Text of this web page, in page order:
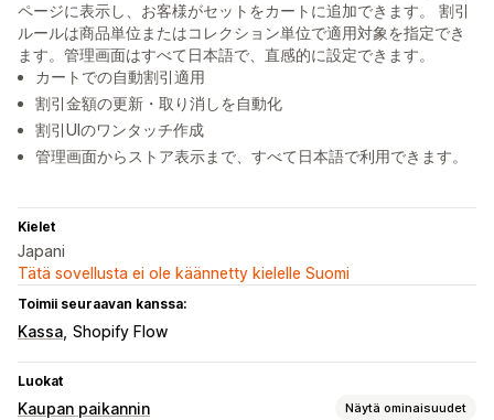
ページに表示し、お客様がセットをカートに追加できます。 割引
ルールは商品単位またはコレクション単位で適用対象を指定でき
ます。管理画面はすべて日本語で、直感的に設定できます。
カートでの自動割引適用
割引金額の更新・取り消しを自動化
割引UIのワンタッチ作成
管理画面からストア表示まで、すべて日本語で利用できます。
Kielet
Japani
Tätä sovellusta ei ole käännetty kielelle Suomi
Toimii seuraavan kanssa:
Kassa Shopify Flow
Luokat
Kaupan paikannin Näytä ominaisuudet